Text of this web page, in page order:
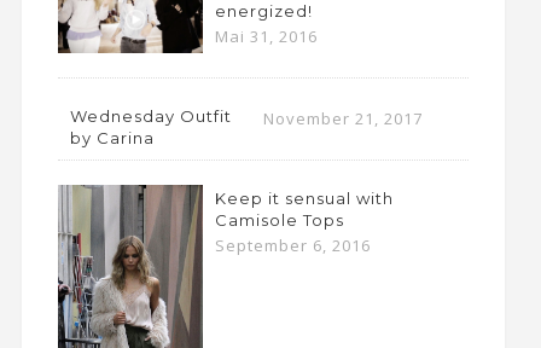
energized!
Mai 31, 2016
Wednesday Outfit
by Carina
November 21, 2017
Keep it sensual with
Camisole Tops
September 6, 2016